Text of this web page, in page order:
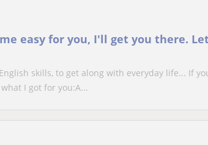
easy for you, I'll get you there.
skills, to get along with everyday life... If
I got for you:A...